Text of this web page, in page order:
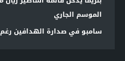
الموسم الجاري
سامبو في صدارة الهدافين رغم